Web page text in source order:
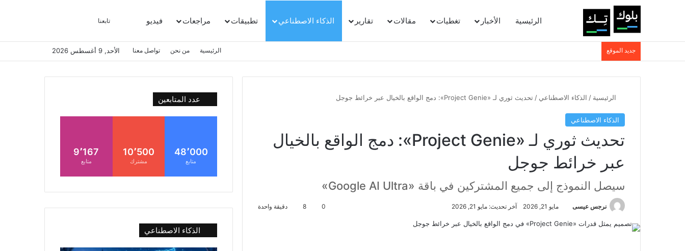
الرئيسية الأخبار تغطيات مقالات تقارير الذكاء الاصطناعي تطبيقات مراجعات فيديو تابعنا
الأحد, 9 أغسطس 2026 جديد الموقع الرئيسية من نحن تواصل معنا
الرئيسية / الذكاء الاصطناعي / تحديث ثوري لـ «Project Genie»: دمج الواقع بالخيال عبر خرائط جوجل
الذكاء الاصطناعي
تحديث ثوري لـ «Project Genie»: دمج الواقع بالخيال
عبر خرائط جوجل
سيصل النموذج إلى جميع المشتركين في باقة «Google AI Ultra»
نرجس عيسى مايو 21, 2026 آخر تحديث: مايو 21, 2026 0
8 دقيقة واحدة
عدد المتابعين
48٬000
متابع
10٬500
مشترك
9٬167
متابع
الذكاء الاصطناعي